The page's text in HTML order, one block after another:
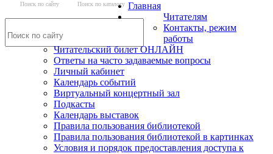
Поиск по сайту Поиск по каталогу Главная
Читателям
Контакты, режим
работы
Читательский билет ОНЛАЙН
Ответы на часто задаваемые вопросы
Личный кабинет
Календарь событий
Виртуальный концертный зал
Подкасты
Календарь выставок
Правила пользования библиотекой
Правила пользования библиотекой в картинках
Условия и порядок предоставления доступа к